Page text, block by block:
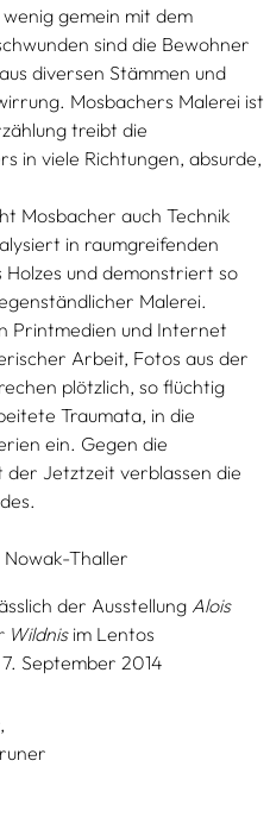
gemein mit dem
sind die Bewohner
diversen Stämmen und
Mosbachers Malerei ist
treibt die
in viele Richtungen, absurde,
Mosbacher auch Technik
in raumgreifenden
und demonstriert so
Malerei.
Printmedien und Internet
Arbeit, Fotos aus der
plötzlich, so flüchtig
Traumata, in die
ein. Gegen die
der Jetztzeit verblassen die
Nowak-Thaller
der Ausstellung Alois
Wildnisim Lentos
7. September 2014